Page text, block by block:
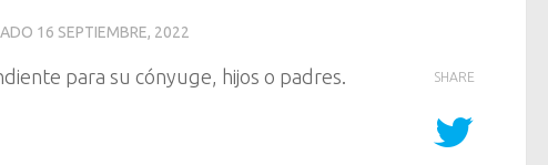
16 SEPTIEMBRE, 2022
para su cónyuge, hijos o padres. SHARE